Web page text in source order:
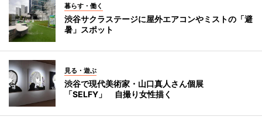
暮らす・働く
渋谷サクラステージに屋外エアコンやミストの「避
暑」スポット
見る・遊ぶ
渋谷で現代美術家・山口真人さん個展
「SELFY」 自撮り女性描く